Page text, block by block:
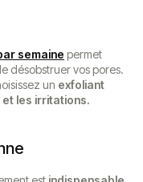
semaine permet
désobstruer vos pores.
un exfoliant
les irritations.